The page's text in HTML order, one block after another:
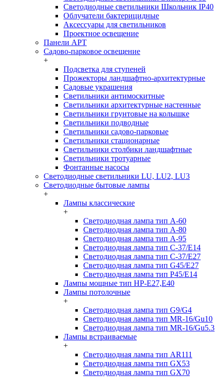
Светодиодные светильники Школьник IP40
Облучатели бактерицидные
Аксессуары для светильников
Проектное освещение
Панели АРТ
Садово-парковое освещение
+
Подсветка для ступеней
Прожекторы ландшафтно-архитектурные
Садовые украшения
Светильники антимоскитные
Светильники архитектурные настенные
Светильники грунтовые на колышке
Светильники подводные
Светильники садово-парковые
Светильники стационарные
Светильники столбики ландшафтные
Светильники тротуарные
Фонтанные насосы
Светодиодные светильники LU, LU2, LU3
Светодиодные бытовые лампы
+
Лампы классические
+
Светодиодная лампа тип A-60
Светодиодная лампа тип A-80
Светодиодная лампа тип A-95
Светодиодная лампа тип C-37/Е14
Светодиодная лампа тип C-37/Е27
Светодиодная лампа тип G45/E27
Светодиодная лампа тип P45/E14
Лампы мощные тип HP-E27,E40
Лампы потолочные
+
Светодиодная лампа тип G9/G4
Светодиодная лампа тип MR-16/Gu10
Светодиодная лампа тип MR-16/Gu5.3
Лампы встраиваемые
+
Светодиодная лампа тип AR111
Светодиодная лампа тип GX53
Светодиодная лампа тип GX70